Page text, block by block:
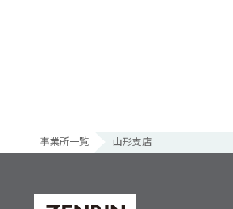
事業所一覧 山形支店